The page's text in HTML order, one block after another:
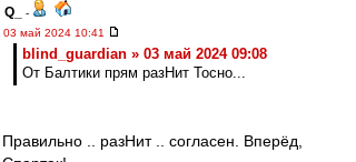
Q_
-
03 май 2024 10:41
blind_guardian » 03 май 2024 09:08
От Балтики прям разНит Тосно...
Правильно .. разНит .. согласен. Вперёд,